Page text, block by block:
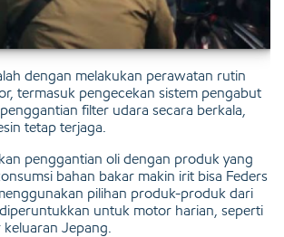
dengan melakukan perawatan rutin
termasuk pengecekan sistem pengabut
filter udara secara berkala,
tetap terjaga.
penggantian oli dengan produk yang
bahan bakar makin irit bisa Feders
pilihan produk-produk dari
diperuntukkan untuk motor harian, seperti
Jepang.